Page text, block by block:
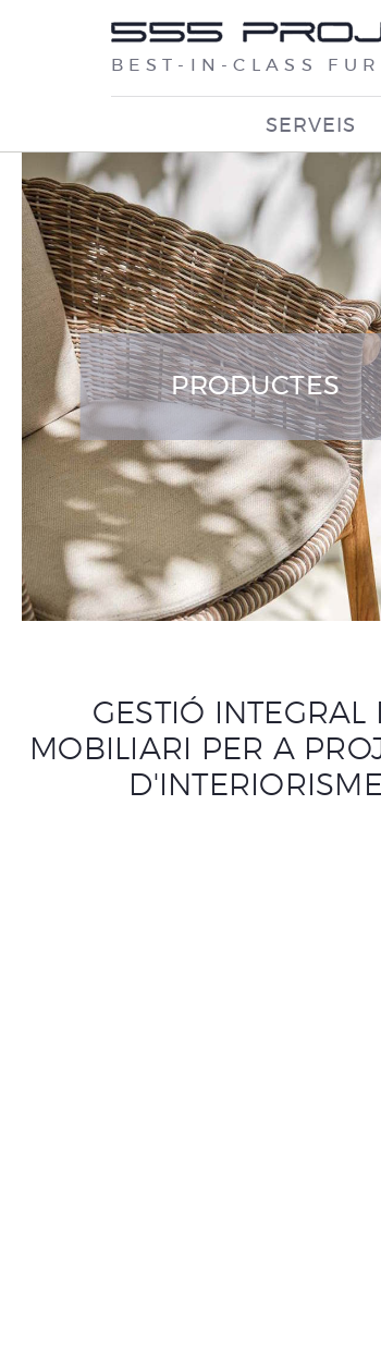
BEST-IN-CLASS
SERVEIS
PRODUCTES
GESTIÓ INTEGRAL
MOBILIARI PER A
D'INTERIORISME